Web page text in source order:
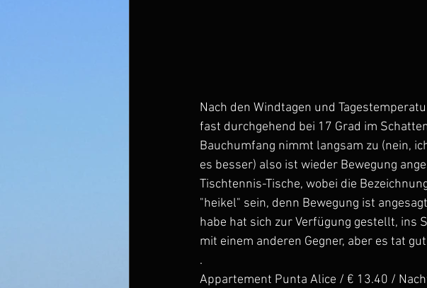
Nach den Windtagen und
fast durchgehend bei 17 Grad im
Bauchumfang nimmt langsam zu (nein,
es besser) also ist wieder Bewegung
Tischtennis-Tische, wobei die
"heikel" sein, denn Bewegung ist
habe hat sich zur Verfügung gestellt, ins
mit einem anderen Gegner, aber es tat
.
Appartement Punta Alice / € 13.40 /